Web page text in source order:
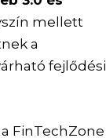
mellett
a
fejlődési
FinTechZone